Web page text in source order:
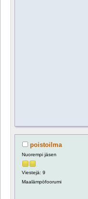
poistoilma
Nuorempi jäsen
Viestejä: 9
Maalämpöfoorumi